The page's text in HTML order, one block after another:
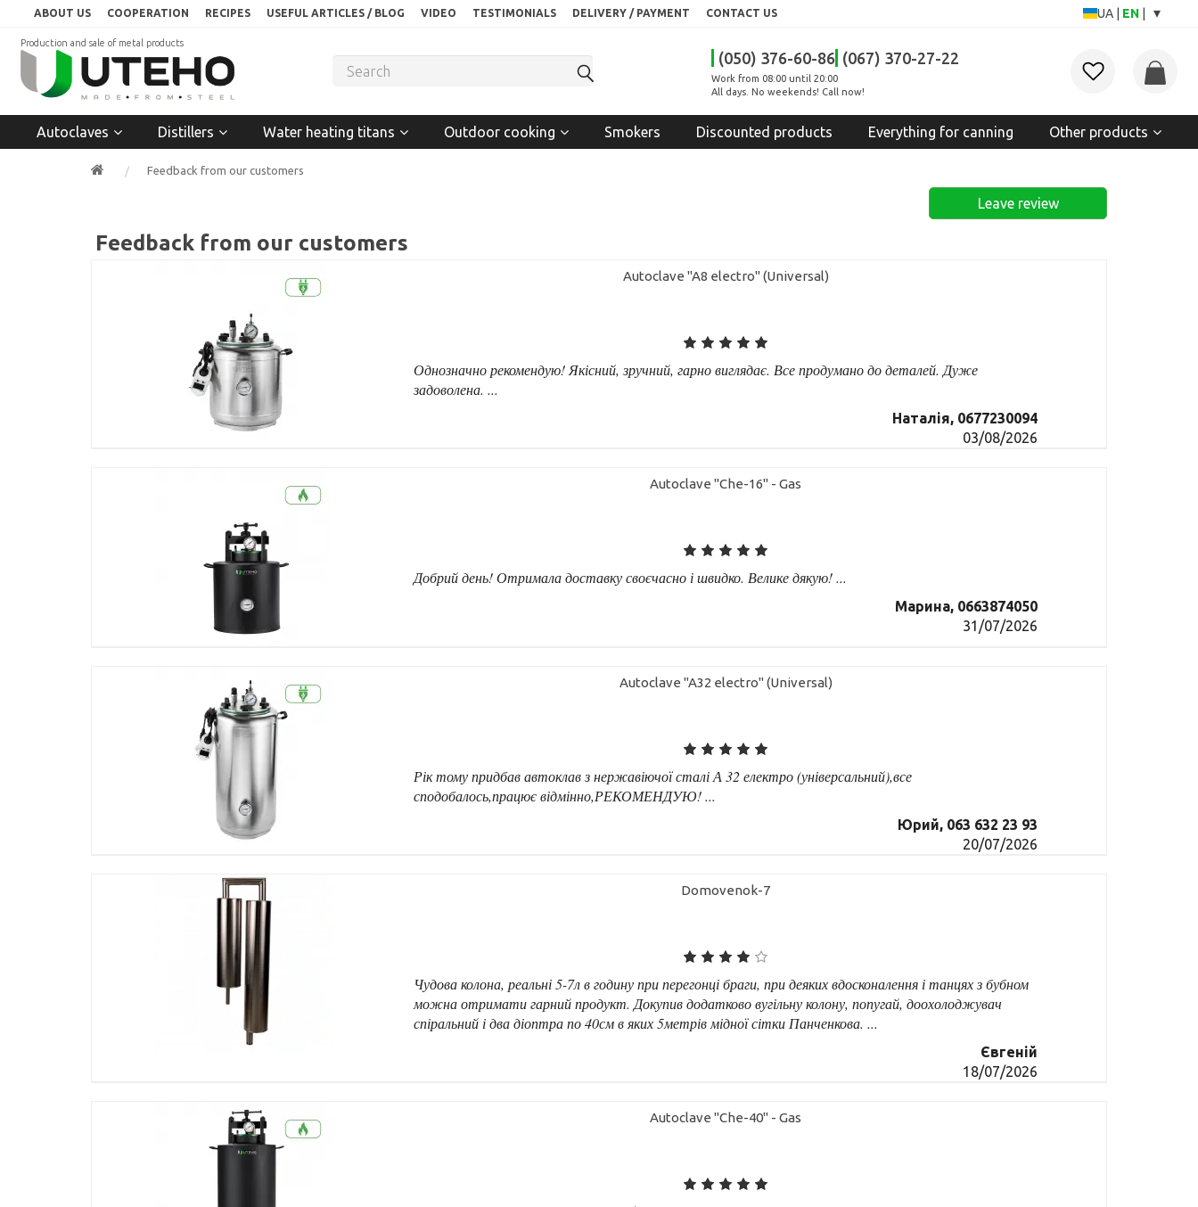
ABOUT US COOPERATION RECIPES USEFUL ARTICLES / BLOG VIDEO TESTIMONIALS DELIVERY / PAYMENT CONTACT US UA EN ▾
Production and sale of metal products
(050) 376-60-86 (067) 370-27-22
Work from 08:00 until 20:00
All days. No weekends! Call now!
Autoclaves Distillers Water heating titans Outdoor cooking Smokers Discounted products Everything for canning Other products
Feedback from our customers
Feedback from our customers
Leave review
Autoclave "A8 electro" (Universal)
Однозначно рекомендую! Якісний, зручний, гарно виглядає. Все продумано до деталей. Дуже
задоволена. ...
Наталія, 0677230094
03/08/2026
Autoclave "Che-16" - Gas
Добрий день! Отримала доставку своєчасно і швидко. Велике дякую! ...
Марина, 0663874050
31/07/2026
Autoclave "A32 electro" (Universal)
Рік тому придбав автоклав з нержавіючої сталі А 32 електро (універсальний),все
сподобалось,працює відмінно,РЕКОМЕНДУЮ! ...
Юрий, 063 632 23 93
20/07/2026
Domovenok-7
Чудова колона, реальні 5-7л в годину при перегонці браги, при деяких вдосконалення і танцях з бубном
можна отримати гарний продукт. Докупив додатково вугільну колону, попугай, доохолоджувач
спіральний і два діоптра по 40см в яких 5метрів мідної сітки Панченкова. ...
Євгеній
18/07/2026
Autoclave "Che-40" - Gas